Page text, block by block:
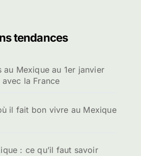
tendances
Mexique au 1er janvier
la France
il fait bon vivre au Mexique
: ce qu’il faut savoir